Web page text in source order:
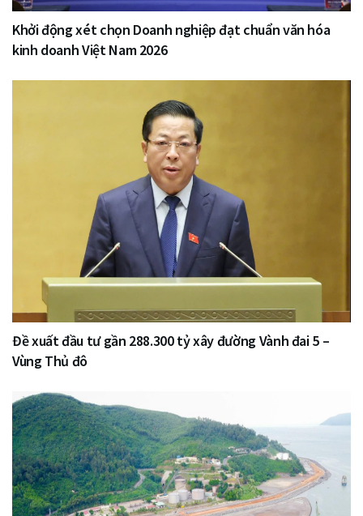
Khởi động xét chọn Doanh nghiệp đạt chuẩn văn hóa
kinh doanh Việt Nam 2026
Đề xuất đầu tư gần 288.300 tỷ xây đường Vành đai 5 –
Vùng Thủ đô